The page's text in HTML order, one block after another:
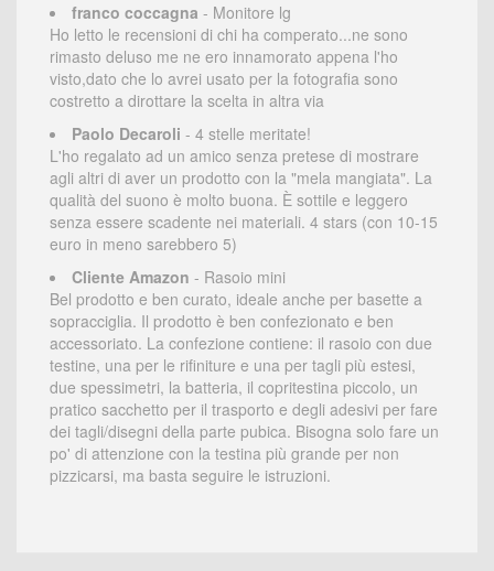
franco coccagna - Monitore lg
Ho letto le recensioni di chi ha comperato...ne sono
rimasto deluso me ne ero innamorato appena l'ho
visto,dato che lo avrei usato per la fotografia sono
costretto a dirottare la scelta in altra via
Paolo Decaroli - 4 stelle meritate!
L'ho regalato ad un amico senza pretese di mostrare
agli altri di aver un prodotto con la "mela mangiata". La
qualità del suono è molto buona. È sottile e leggero
senza essere scadente nei materiali. 4 stars (con 10-15
euro in meno sarebbero 5)
Cliente Amazon - Rasoio mini
Bel prodotto e ben curato, ideale anche per basette a
sopracciglia. Il prodotto è ben confezionato e ben
accessoriato. La confezione contiene: il rasoio con due
testine, una per le rifiniture e una per tagli più estesi,
due spessimetri, la batteria, il copritestina piccolo, un
pratico sacchetto per il trasporto e degli adesivi per fare
dei tagli/disegni della parte pubica. Bisogna solo fare un
po' di attenzione con la testina più grande per non
pizzicarsi, ma basta seguire le istruzioni.